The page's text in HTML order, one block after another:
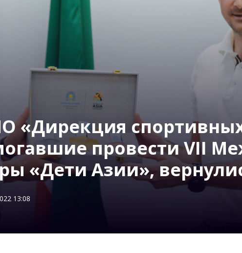
«Дирекция
провести VII
«Дети Азии»,
13:08